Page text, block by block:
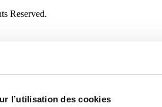
l’utilisation des cookies
Reserved.